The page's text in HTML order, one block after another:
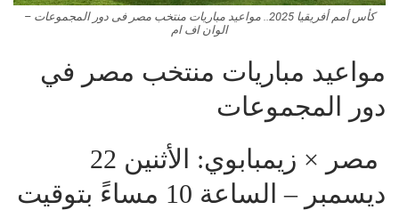
كأس أمم أفريقيا 2025.. مواعيد مباريات منتخب مصر فى دور المجموعات –
الوان اف ام
مواعيد مباريات منتخب مصر في
دور المجموعات
مصر × زيمبابوي: الأثنين 22
ديسمبر – الساعة 10 مساءً بتوقيت